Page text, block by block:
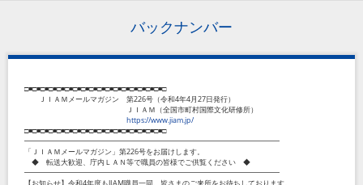
バックナンバー
□■□■□■□■□■□■□■□■□■□■□■□■□■□■□■□■□■□
ＪＩＡＭメールマガジン 第226号（令和4年4月27日発行）
ＪＩＡＭ（全国市町村国際文化研修所）
https://www.jiam.jp/
□■□■□■□■□■□■□■□■□■□■□■□■□■□■□■□■□■□
━━━━━━━━━━━━━━━━━━━━━━━━━━━━━━━━━━━
「ＪＩＡＭメールマガジン」第226号をお届けします。
◆ 転送大歓迎、庁内ＬＡＮ等で職員の皆様でご供覧ください ◆
━━━━━━━━━━━━━━━━━━━━━━━━━━━━━━━━━━━
【お知らせ】令和4年度もJIAM職員一同、皆さまのご来所をお待ちしております。